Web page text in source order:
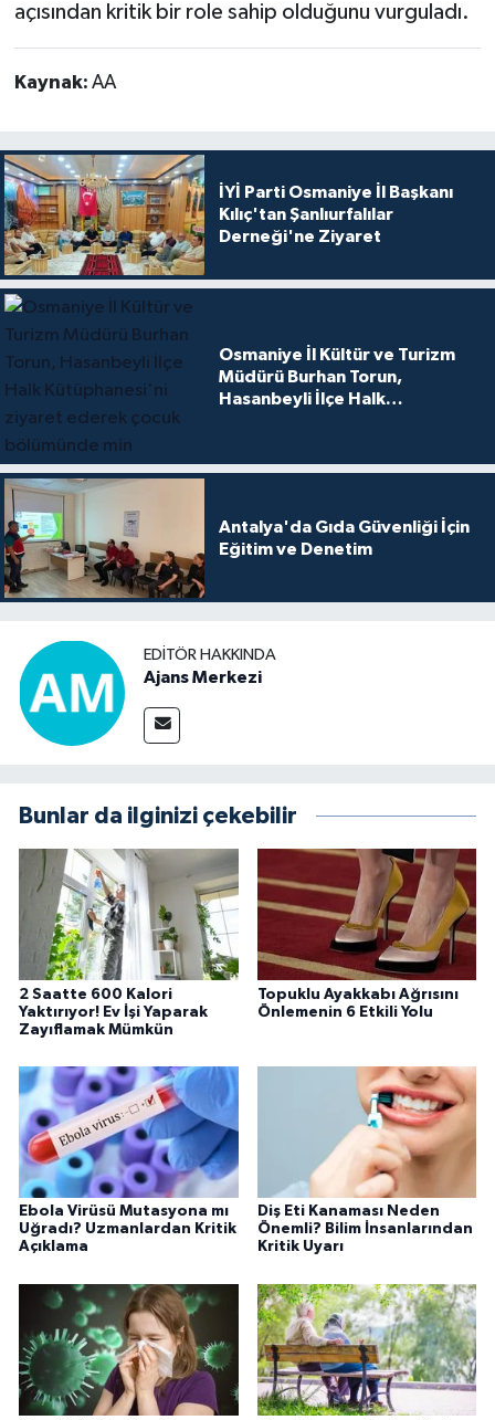
açısından kritik bir role sahip olduğunu vurguladı.
Kaynak: AA
İYİ Parti Osmaniye İl Başkanı
Kılıç'tan Şanlıurfalılar
Derneği'ne Ziyaret
Osmaniye İl Kültür ve Turizm
Müdürü Burhan Torun,
Hasanbeyli İlçe Halk
Antalya'da Gıda Güvenliği İçin
Eğitim ve Denetim
EDITÖR HAKKINDA
Ajans Merkezi
Bunlar da ilginizi çekebilir
2 Saatte 600 Kalori
Yaktırıyor! Ev İşi Yaparak
Zayıflamak Mümkün
Topuklu Ayakkabı Ağrısını
Önlemenin 6 Etkili Yolu
Ebola Virüsü Mutasyona mı
Uğradı? Uzmanlardan Kritik
Açıklama
Diş Eti Kanaması Neden
Önemli? Bilim İnsanlarından
Kritik Uyarı